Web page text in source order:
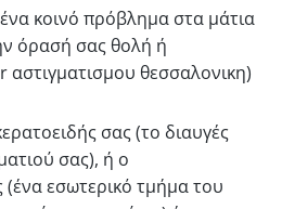
κοινό πρόβλημα στα μάτια
όρασή σας θολή ή
θεσσαλονικη)
σας (το διαυγές
σας), ή ο
εσωτερικό τμήμα του